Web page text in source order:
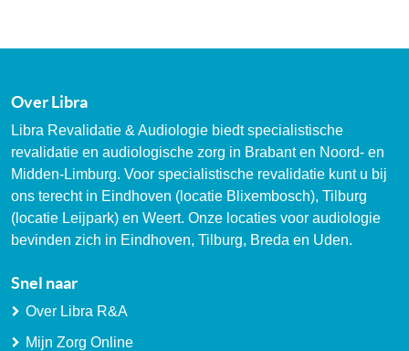
Over Libra
Libra Revalidatie & Audiologie biedt specialistische
revalidatie en audiologische zorg in Brabant en Noord- en
Midden-Limburg. Voor specialistische revalidatie kunt u bij
ons terecht in Eindhoven (locatie Blixembosch), Tilburg
(locatie Leijpark) en Weert. Onze locaties voor audiologie
bevinden zich in Eindhoven, Tilburg, Breda en Uden.
Snel naar
Over Libra R&A
Mijn Zorg Online